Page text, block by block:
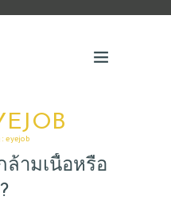
eyejob
ล้ามเนื้อหรือ